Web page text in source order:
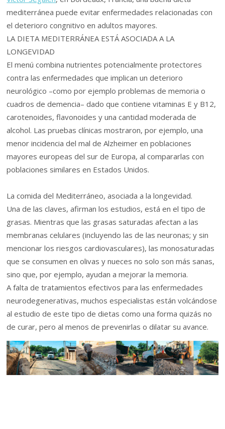
mediterránea puede evitar enfermedades relacionadas con
el deterioro congnitivo en adultos mayores.
LA DIETA MEDITERRÁNEA ESTÁ ASOCIADA A LA
LONGEVIDAD
El menú combina nutrientes potencialmente protectores
contra las enfermedades que implican un deterioro
neurológico –como por ejemplo problemas de memoria o
cuadros de demencia– dado que contiene vitaminas E y B12,
carotenoides, flavonoides y una cantidad moderada de
alcohol. Las pruebas clínicas mostraron, por ejemplo, una
menor incidencia del mal de Alzheimer en poblaciones
mayores europeas del sur de Europa, al compararlas con
poblaciones similares en Estados Unidos.
La comida del Mediterráneo, asociada a la longevidad.
Una de las claves, afirman los estudios, está en el tipo de
grasas. Mientras que las grasas saturadas afectan a las
membranas celulares (incluyendo las de las neuronas; y sin
mencionar los riesgos cardiovasculares), las monosaturadas
que se consumen en olivas y nueces no solo son más sanas,
sino que, por ejemplo, ayudan a mejorar la memoria.
A falta de tratamientos efectivos para las enfermedades
neurodegenerativas, muchos especialistas están volcándose
al estudio de este tipo de dietas como una forma quizás no
de curar, pero al menos de prevenirlas o dilatar su avance.